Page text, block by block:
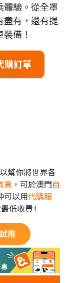
體驗。從全罩
盡有，還有提
備！
購訂單
幫你將世界各
費 ，可於澳門自
可以用代購服
低收費 !
用